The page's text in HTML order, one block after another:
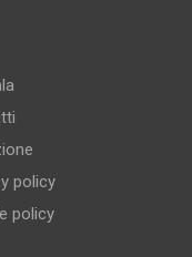
policy
policy